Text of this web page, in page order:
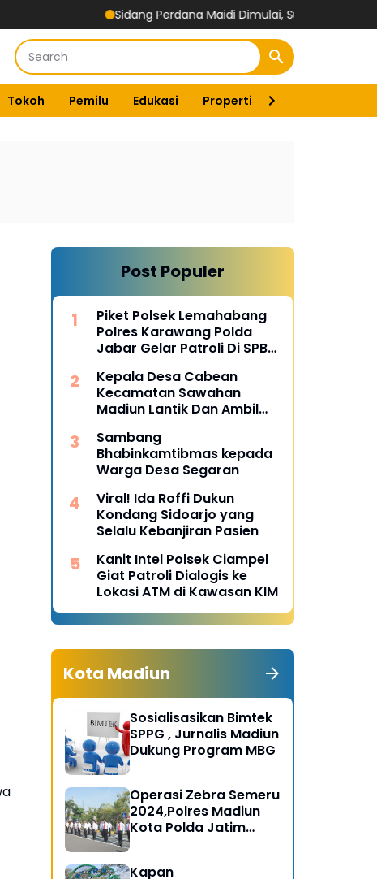
Sidang Perdana Maidi Dimulai, Suryajiyoso Ingatkan Publik
Tokoh Pemilu Edukasi Properti
Post Populer
Piket Polsek Lemahabang
Polres Karawang Polda
Jabar Gelar Patroli Di SPBU
Kepala Desa Cabean
Kecamatan Sawahan
Madiun Lantik Dan Ambil
Sambang
Bhabinkamtibmas kepada
Warga Desa Segaran
Viral! Ida Roffi Dukun
Kondang Sidoarjo yang
Selalu Kebanjiran Pasien
Kanit Intel Polsek Ciampel
Giat Patroli Dialogis ke
Lokasi ATM di Kawasan KIM
Kota Madiun
Sosialisasikan Bimtek
SPPG , Jurnalis Madiun
Dukung Program MBG
Operasi Zebra Semeru
2024,Polres Madiun
Kota Polda Jatim
Kapan